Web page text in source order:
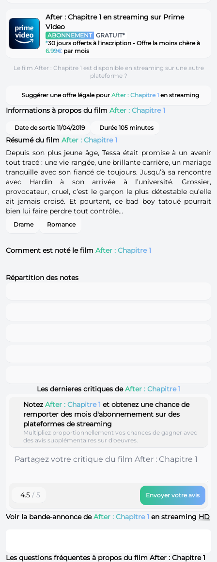
After : Chapitre 1 en streaming sur Prime
Video
ABONNEMENT GRATUIT*
*30 jours offerts à l'inscription - Offre la moins chère à
6.99€ par mois
Le film After : Chapitre 1 est disponible en streaming sur une autre
plateforme ?
Suggérer une offre légale pour After : Chapitre 1 en streaming
Informations à propos du film After : Chapitre 1
Date de sortie 11/04/2019 Durée 105 minutes
Résumé du film After : Chapitre 1
Depuis son plus jeune âge, Tessa était promise à un avenir
tout tracé : une vie rangée, une brillante carrière, un mariage
tranquille avec son fiancé de toujours. Jusqu’à sa rencontre
avec Hardin à son arrivée à l’université. Grossier,
provocateur, cruel, c’est le garçon le plus détestable qu’elle
ait jamais croisé. Et pourtant, ce bad boy tatoué pourrait
bien lui faire perdre tout contrôle…
Drame Romance
Comment est noté le film After : Chapitre 1
Répartition des notes
Les dernieres critiques deAfter : Chapitre 1
NotezAfter : Chapitre 1 et obtenez une chance de
remporter des mois d'abonnemement sur des
plateformes de streaming
Multipliez proportionnellement vos chances de gagner avec
des avis supplémentaires sur d'oeuvres.
4.5 / 5 Envoyer votre avis
Voir la bande-annonce deAfter : Chapitre 1 en streaming HD
Les questions fréquentes à propos du film After : Chapitre 1